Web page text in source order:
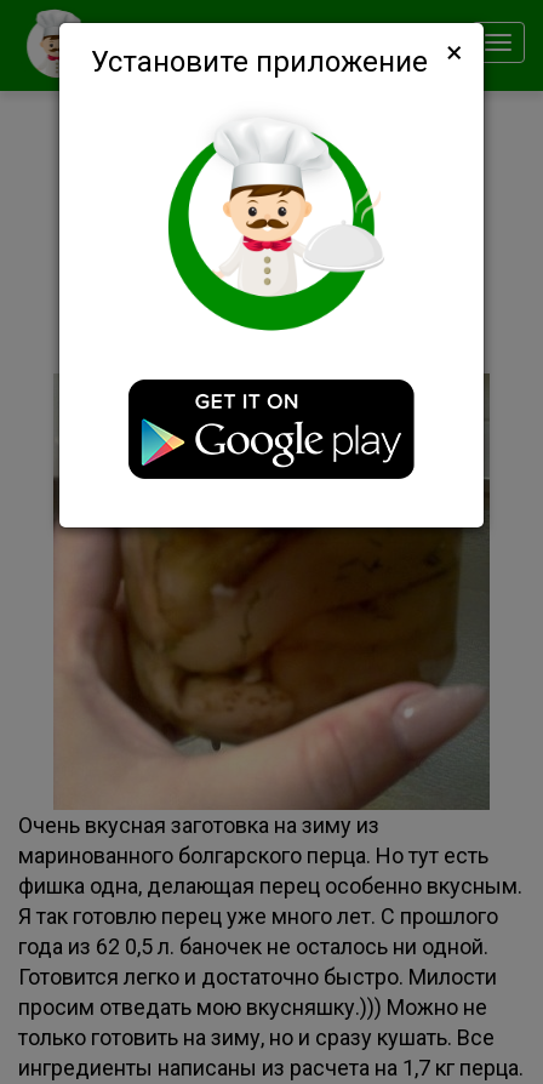
Установите приложение ×
Описание
Очень вкусная заготовка на зиму из
маринованного болгарского перца. Но тут есть
фишка одна, делающая перец особенно вкусным.
Я так готовлю перец уже много лет. С прошлого
года из 62 0,5 л. баночек не осталось ни одной.
Готовится легко и достаточно быстро. Милости
просим отведать мою вкусняшку.))) Можно не
только готовить на зиму, но и сразу кушать. Все
ингредиенты написаны из расчета на 1,7 кг перца.